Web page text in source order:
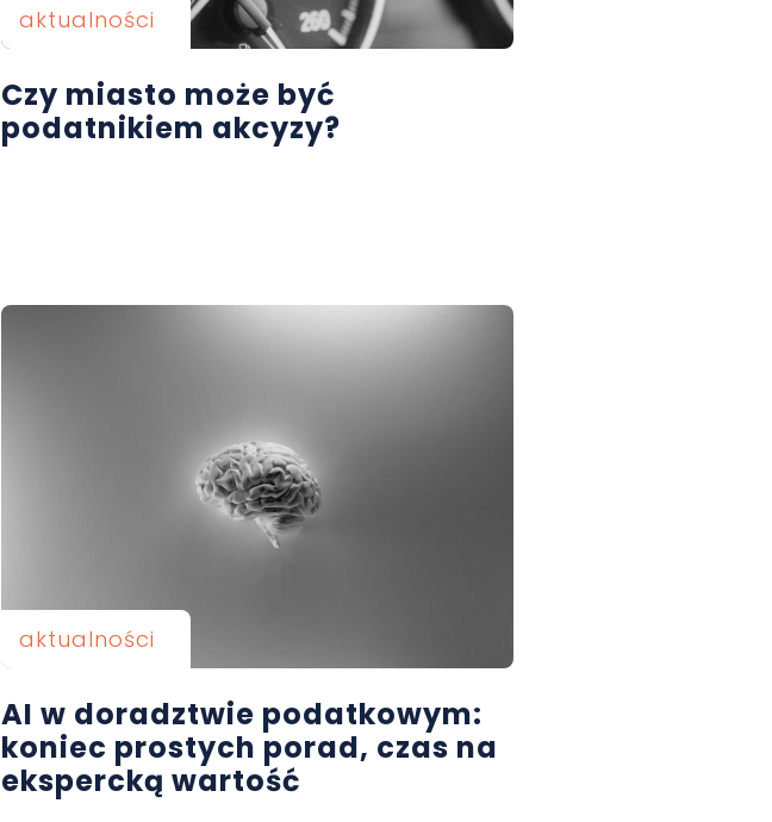
aktualności
Czy miasto może być
podatnikiem akcyzy?
aktualności
AI w doradztwie podatkowym:
koniec prostych porad, czas na
ekspercką wartość